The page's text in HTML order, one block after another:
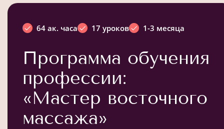
64 ак. часа 17 уроков 1-3 месяца
Программа обучения
профессии:
«Мастер восточного
массажа»